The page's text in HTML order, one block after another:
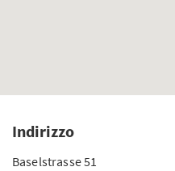
Indirizzo
Baselstrasse 51